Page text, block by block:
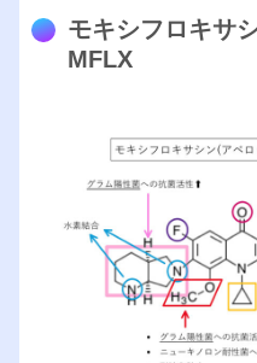
モキシフロキサ
MFLX